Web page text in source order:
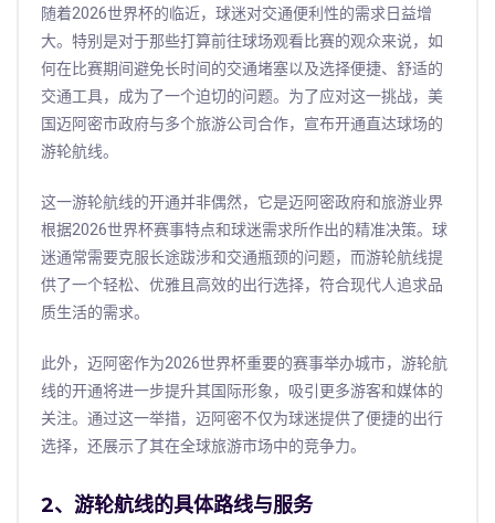
随着2026世界杯的临近，球迷对交通便利性的需求日益增
大。特别是对于那些打算前往球场观看比赛的观众来说，如
何在比赛期间避免长时间的交通堵塞以及选择便捷、舒适的
交通工具，成为了一个迫切的问题。为了应对这一挑战，美
国迈阿密市政府与多个旅游公司合作，宣布开通直达球场的
游轮航线。
这一游轮航线的开通并非偶然，它是迈阿密政府和旅游业界
根据2026世界杯赛事特点和球迷需求所作出的精准决策。球
迷通常需要克服长途跋涉和交通瓶颈的问题，而游轮航线提
供了一个轻松、优雅且高效的出行选择，符合现代人追求品
质生活的需求。
此外，迈阿密作为2026世界杯重要的赛事举办城市，游轮航
线的开通将进一步提升其国际形象，吸引更多游客和媒体的
关注。通过这一举措，迈阿密不仅为球迷提供了便捷的出行
选择，还展示了其在全球旅游市场中的竞争力。
2、游轮航线的具体路线与服务